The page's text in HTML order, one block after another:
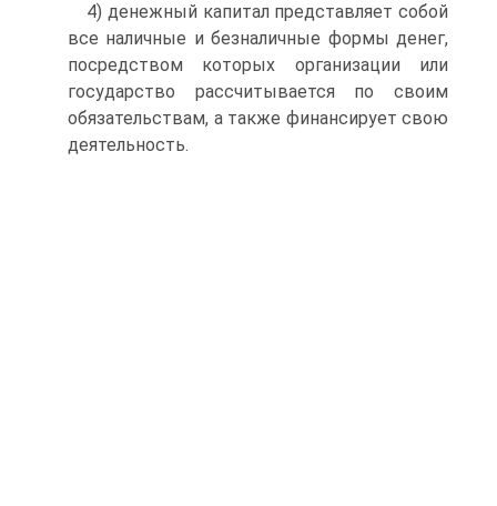
4) денежный капитал представляет собой
все наличные и безналичные формы денег,
посредством которых организации или
государство рассчитывается по своим
обязательствам, а также финансирует свою
деятельность.